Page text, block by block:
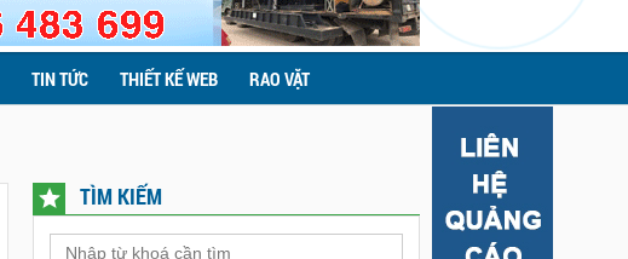
TIN TỨC THIẾT KẾ WEB RAO VẶT
TÌM KIẾM